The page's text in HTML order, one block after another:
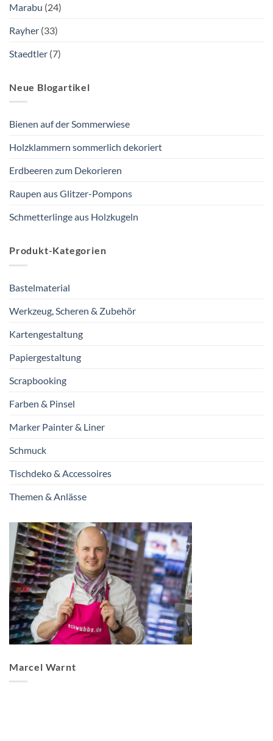
Marabu (24)
Rayher (33)
Staedtler (7)
Neue Blogartikel
Bienen auf der Sommerwiese
Holzklammern sommerlich dekoriert
Erdbeeren zum Dekorieren
Raupen aus Glitzer-Pompons
Schmetterlinge aus Holzkugeln
Produkt-Kategorien
Bastelmaterial
Werkzeug, Scheren & Zubehör
Kartengestaltung
Papiergestaltung
Scrapbooking
Farben & Pinsel
Marker Painter & Liner
Schmuck
Tischdeko & Accessoires
Themen & Anlässe
Marcel Warnt